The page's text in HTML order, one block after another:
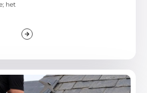
het